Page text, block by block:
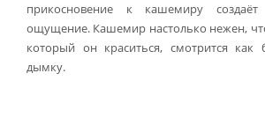
прикосновение к кашемиру
ощущение. Кашемир настолько нежен,
который он краситься, смотрится как
дымку.